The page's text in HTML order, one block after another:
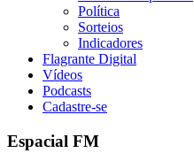
Política
Sorteios
Indicadores
Flagrante Digital
Vídeos
Podcasts
Cadastre-se
Espacial FM